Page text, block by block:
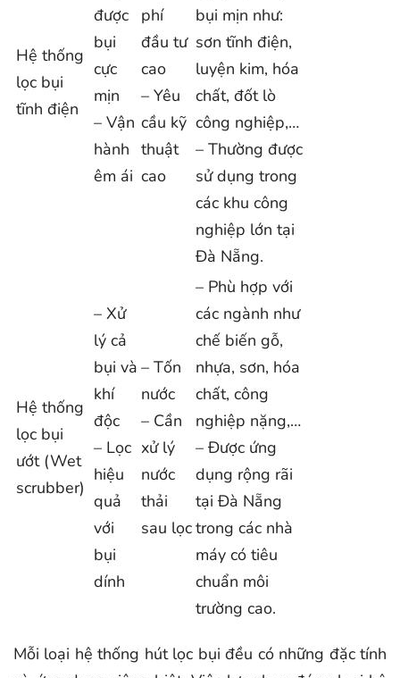
Hệ thống
lọc bụi
tĩnh điện
được
bụi
cực
mịn
– Vận
hành
êm ái
phí
đầu tư
cao
– Yêu
cầu kỹ
thuật
cao
bụi mịn như:
sơn tĩnh điện,
luyện kim, hóa
chất, đốt lò
công nghiệp,…
– Thường được
sử dụng trong
các khu công
nghiệp lớn tại
Đà Nẵng.
Hệ thống
lọc bụi
ướt (Wet
scrubber)
– Xử
lý cả
bụi và
khí
độc
– Lọc
hiệu
quả
với
bụi
dính
– Tốn
nước
– Cần
xử lý
nước
thải
sau lọc
– Phù hợp với
các ngành như
chế biến gỗ,
nhựa, sơn, hóa
chất, công
nghiệp nặng,…
– Được ứng
dụng rộng rãi
tại Đà Nẵng
trong các nhà
máy có tiêu
chuẩn môi
trường cao.
Mỗi loại hệ thống hút lọc bụi đều có những đặc tính